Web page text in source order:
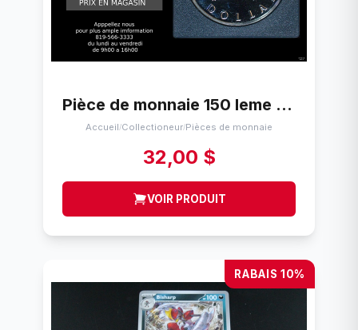
Pièce de monnaie 150 Ieme Anniversaire de Toronto Canada 1834-1984
Accueil/Collectioneur/Pièces de monnaie
32,00 $
VOIR PRODUIT
RABAIS 10%